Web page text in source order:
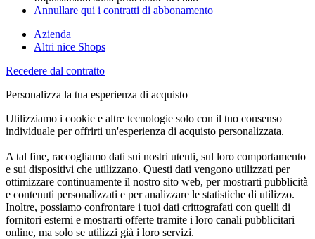
Annullare qui i contratti di abbonamento
Azienda
Altri nice Shops
Recedere dal contratto
Personalizza la tua esperienza di acquisto
Utilizziamo i cookie e altre tecnologie solo con il tuo consenso
individuale per offrirti un'esperienza di acquisto personalizzata.
A tal fine, raccogliamo dati sui nostri utenti, sul loro comportamento
e sui dispositivi che utilizzano. Questi dati vengono utilizzati per
ottimizzare continuamente il nostro sito web, per mostrarti pubblicità
e contenuti personalizzati e per analizzare le statistiche di utilizzo.
Inoltre, possiamo confrontare i tuoi dati crittografati con quelli di
fornitori esterni e mostrarti offerte tramite i loro canali pubblicitari
online, ma solo se utilizzi già i loro servizi.